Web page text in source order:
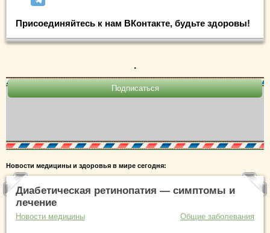
Присоединяйтесь к нам ВКонтакте, будьте здоровы!
.
Новости медицины и здоровья в мире сегодня:
Диабетическая ретинопатия — симптомы и
лечение
Новости медицины Общие заболевания